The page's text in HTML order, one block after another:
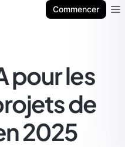
Commencer
pour les
de
2025